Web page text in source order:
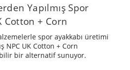
Yapılmış Spor
Cotton + Corn
spor ayakkabı üretimi
NPC UK Cotton + Corn
bir alternatif sunuyor.